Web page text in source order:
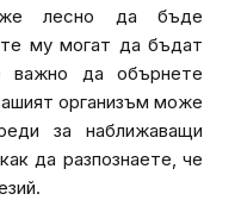
лесно да бъде
му могат да бъдат
да обърнете
организъм може
за наближаващи
да разпознаете, че